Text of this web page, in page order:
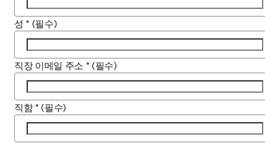
성 * (필수)
직장 이메일 주소 * (필수)
직함 * (필수)